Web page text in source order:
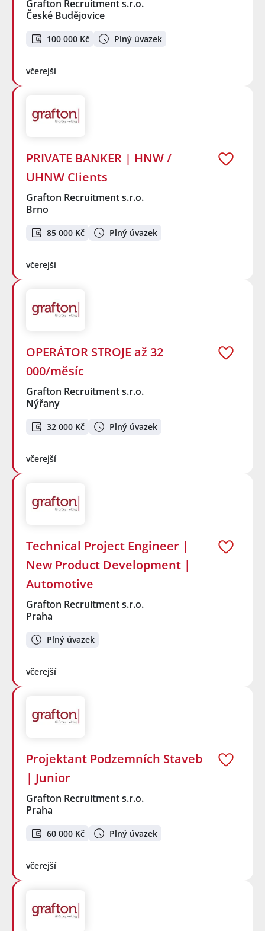
Grafton Recruitment s.r.o.
České Budějovice
100 000 Kč Plný úvazek
včerejší
PRIVATE BANKER | HNW /
UHNW Clients
Grafton Recruitment s.r.o.
Brno
85 000 Kč Plný úvazek
včerejší
OPERÁTOR STROJE až 32
000/měsíc
Grafton Recruitment s.r.o.
Nýřany
32 000 Kč Plný úvazek
včerejší
Technical Project Engineer |
New Product Development |
Automotive
Grafton Recruitment s.r.o.
Praha
Plný úvazek
včerejší
Projektant Podzemních Staveb
| Junior
Grafton Recruitment s.r.o.
Praha
60 000 Kč Plný úvazek
včerejší